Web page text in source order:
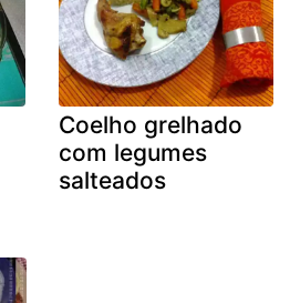
Coelho grelhado
com legumes
salteados